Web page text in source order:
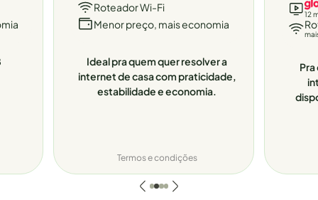
Roteador Wi-Fi
Menor preço, mais economia
Ideal pra quem quer resolver a
internet de casa com praticidade,
estabilidade e economia.
Termos e condições
12